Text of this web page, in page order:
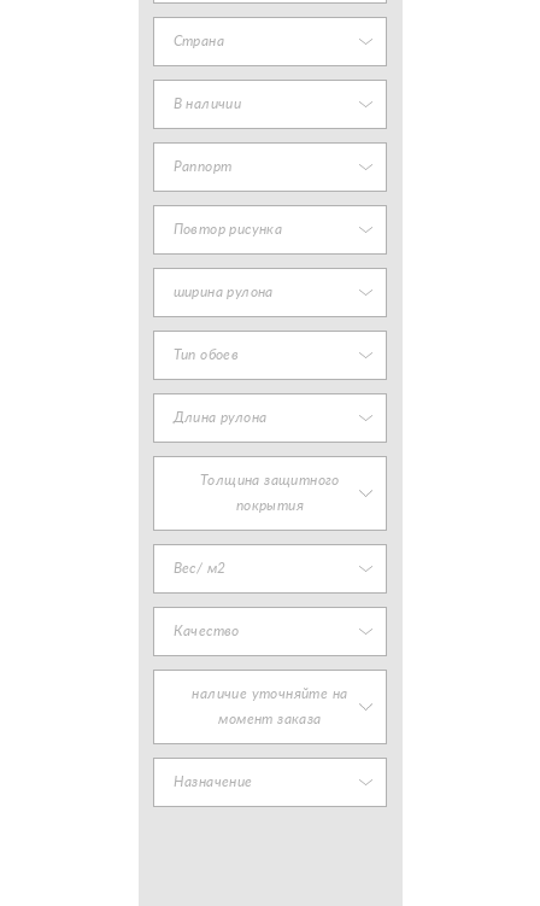
Страна
В наличии
Раппорт
Повтор рисунка
ширина рулона
Тип обоев
Длина рулона
Толщина защитного
покрытия
Вес/ м2
Качество
наличие уточняйте на
момент заказа
Назначение